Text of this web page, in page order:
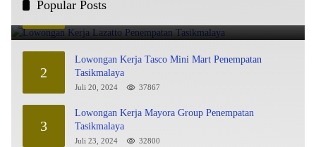
Popular Posts
1
2
Lowongan Kerja Tasco Mini Mart Penempatan
Tasikmalaya
Juli 20, 2024 37867
3
Lowongan Kerja Mayora Group Penempatan
Tasikmalaya
Juli 23, 2024 32800